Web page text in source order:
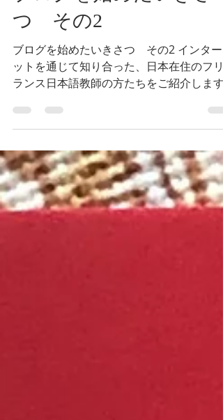
ブログを始めたいきさ
つ その2
ブログを始めたいきさつ その2 インター
ットを通じて知り合った、日本在住のフリ
ランス日本語教師の方たちをご紹介します